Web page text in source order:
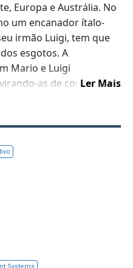
Ler Mais
Europa e Austrália. No
um encanador ítalo-
irmão Luigi, tem que
esgotos. A
Mario e Luigi
as de costas e
e o Family Computer